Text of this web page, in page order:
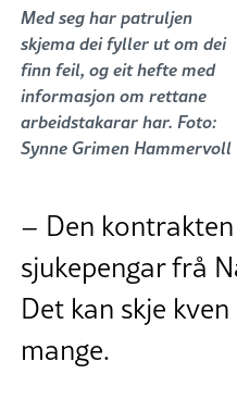
Med seg har patruljen
skjema dei fyller ut om dei
finn feil, og eit hefte med
informasjon om rettane
arbeidstakarar har. Foto:
Synne Grimen Hammervoll
– Den
sjukepengar frå
Det kan skje
mange.